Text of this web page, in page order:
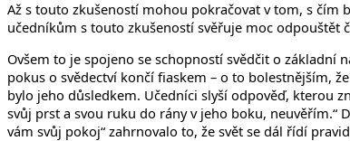
Až s touto zkušeností mohou pokračovat v tom, s čím
učedníkům s touto zkušeností svěřuje moc odpouštět
Ovšem to je spojeno se schopností svědčit o základní
pokus o svědectví končí fiaskem – o to bolestnějším,
bylo jeho důsledkem. Učedníci slyší odpověď, kterou
svůj prst a svou ruku do rány v jeho boku, neuvěřím.“
vám svůj pokoj“ zahrnovalo to, že svět se dál řídí